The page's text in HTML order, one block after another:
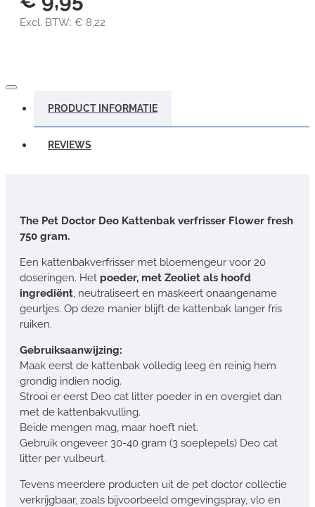
Excl. BTW: € 8,22
PRODUCT INFORMATIE
REVIEWS
The Pet Doctor Deo Kattenbak verfrisser Flower fresh
750 gram.
Een kattenbakverfrisser met bloemengeur voor 20
doseringen. Het poeder, met Zeoliet als hoofd
ingrediënt, neutraliseert en maskeert onaangename
geurtjes. Op deze manier blijft de kattenbak langer fris
ruiken.
Gebruiksaanwijzing:
Maak eerst de kattenbak volledig leeg en reinig hem
grondig indien nodig.
Strooi er eerst Deo cat litter poeder in en overgiet dan
met de kattenbakvulling.
Beide mengen mag, maar hoeft niet.
Gebruik ongeveer 30-40 gram (3 soeplepels) Deo cat
litter per vulbeurt.
Tevens meerdere producten uit de pet doctor collectie
verkrijgbaar, zoals bijvoorbeeld omgevingspray, vlo en